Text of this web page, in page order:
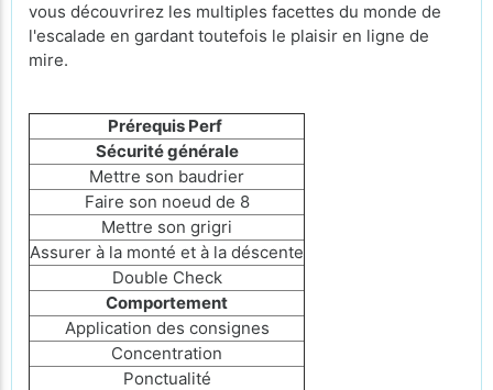
vous découvrirez les multiples facettes du monde de
l'escalade en gardant toutefois le plaisir en ligne de
mire.
Prérequis Perf
Sécurité générale
Mettre son baudrier
Faire son noeud de 8
Mettre son grigri
Assurer à la monté et à la déscente
Double Check
Comportement
Application des consignes
Concentration
Ponctualité